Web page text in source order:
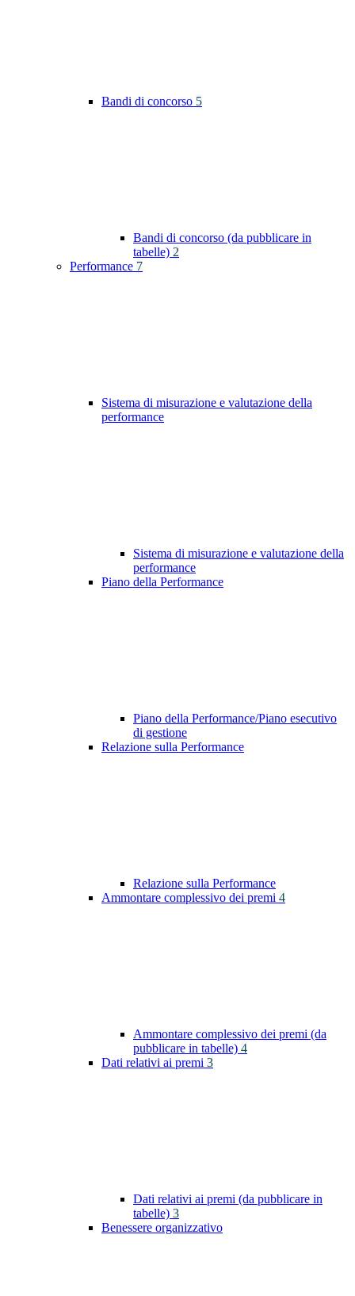
Bandi di concorso 5
Bandi di concorso (da pubblicare in
tabelle) 2
Performance 7
Sistema di misurazione e valutazione della
performance
Sistema di misurazione e valutazione della
performance
Piano della Performance
Piano della Performance/Piano esecutivo
di gestione
Relazione sulla Performance
Relazione sulla Performance
Ammontare complessivo dei premi 4
Ammontare complessivo dei premi (da
pubblicare in tabelle) 4
Dati relativi ai premi 3
Dati relativi ai premi (da pubblicare in
tabelle) 3
Benessere organizzativo